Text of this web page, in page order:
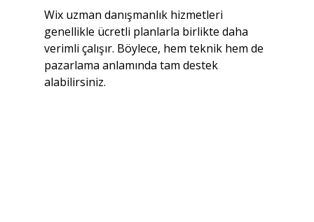
Wix uzman danışmanlık hizmetleri
genellikle ücretli planlarla birlikte daha
verimli çalışır. Böylece, hem teknik hem de
pazarlama anlamında tam destek
alabilirsiniz.